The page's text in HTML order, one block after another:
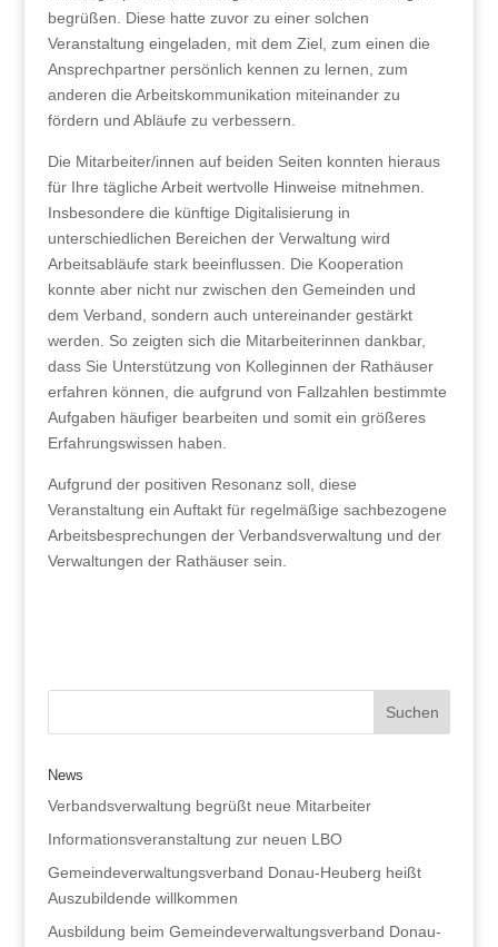
begrüßen. Diese hatte zuvor zu einer solchen
Veranstaltung eingeladen, mit dem Ziel, zum einen die
Ansprechpartner persönlich kennen zu lernen, zum
anderen die Arbeitskommunikation miteinander zu
fördern und Abläufe zu verbessern.
Die Mitarbeiter/innen auf beiden Seiten konnten hieraus
für Ihre tägliche Arbeit wertvolle Hinweise mitnehmen.
Insbesondere die künftige Digitalisierung in
unterschiedlichen Bereichen der Verwaltung wird
Arbeitsabläufe stark beeinflussen. Die Kooperation
konnte aber nicht nur zwischen den Gemeinden und
dem Verband, sondern auch untereinander gestärkt
werden. So zeigten sich die Mitarbeiterinnen dankbar,
dass Sie Unterstützung von Kolleginnen der Rathäuser
erfahren können, die aufgrund von Fallzahlen bestimmte
Aufgaben häufiger bearbeiten und somit ein größeres
Erfahrungswissen haben.
Aufgrund der positiven Resonanz soll, diese
Veranstaltung ein Auftakt für regelmäßige sachbezogene
Arbeitsbesprechungen der Verbandsverwaltung und der
Verwaltungen der Rathäuser sein.
News
Verbandsverwaltung begrüßt neue Mitarbeiter
Informationsveranstaltung zur neuen LBO
Gemeindeverwaltungsverband Donau-Heuberg heißt
Auszubildende willkommen
Ausbildung beim Gemeindeverwaltungsverband Donau-